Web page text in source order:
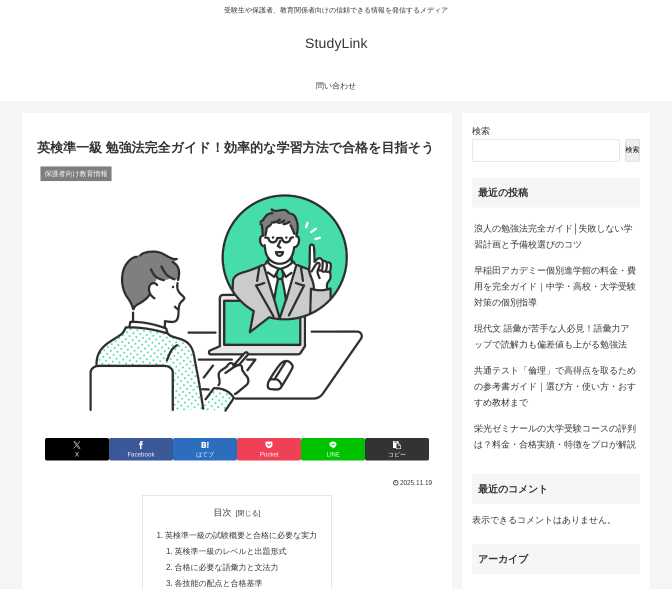
受験生や保護者、教育関係者向けの信頼できる情報を発信するメディア
StudyLink
問い合わせ
英検準一級 勉強法完全ガイド！効率的な学習方法で合格を目指そう
保護者向け教育情報
X Facebook はてブ Pocket LINE コピー
2025.11.19
目次
英検準一級の試験概要と合格に必要な実力
英検準一級のレベルと出題形式
合格に必要な語彙力と文法力
各技能の配点と合格基準
検索
検索
最近の投稿
浪人の勉強法完全ガイド│失敗しない学
習計画と予備校選びのコツ
早稲田アカデミー個別進学館の料金・費
用を完全ガイド｜中学・高校・大学受験
対策の個別指導
現代文 語彙が苦手な人必見！語彙力ア
ップで読解力も偏差値も上がる勉強法
共通テスト「倫理」で高得点を取るため
の参考書ガイド｜選び方・使い方・おす
すめ教材まで
栄光ゼミナールの大学受験コースの評判
は？料金・合格実績・特徴をプロが解説
最近のコメント
表示できるコメントはありません。
アーカイブ